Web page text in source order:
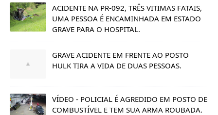
ACIDENTE NA PR-092, TRÊS VITIMAS FATAIS,
UMA PESSOA É ENCAMINHADA EM ESTADO
GRAVE PARA O HOSPITAL.
GRAVE ACIDENTE EM FRENTE AO POSTO
HULK TIRA A VIDA DE DUAS PESSOAS.
VÍDEO - POLICIAL É AGREDIDO EM POSTO DE
COMBUSTÍVEL E TEM SUA ARMA ROUBADA.